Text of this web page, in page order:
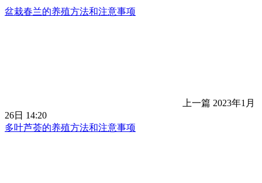
盆栽春兰的养殖方法和注意事项
上一篇 2023年1月
26日 14:20
多叶芦荟的养殖方法和注意事项